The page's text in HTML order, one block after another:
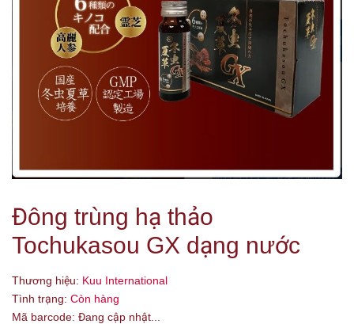
Đông trùng hạ thảo
Tochukasou GX dạng nước
Thương hiệu: Kuu International
Tình trạng: Còn hàng
Mã barcode: Đang cập nhật...